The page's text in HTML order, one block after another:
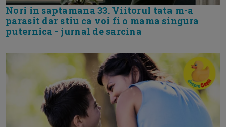
Nori in saptamana 33. Viitorul tata m-a
parasit dar stiu ca voi fi o mama singura
puternica - jurnal de sarcina